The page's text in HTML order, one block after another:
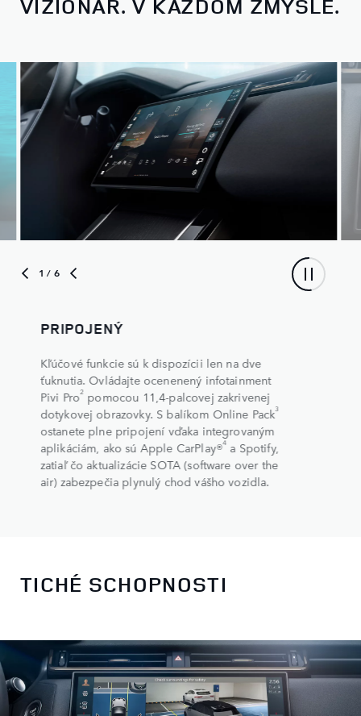
VIZIONÁR. V KAŽDOM ZMYSLE.
1 / 6
PRIPOJENÝ
Kľúčové funkcie sú k dispozícii len na dve
ťuknutia. Ovládajte ocenenený infotainment
Pivi Pro2 pomocou 11,4-palcovej zakrivenej
dotykovej obrazovky. S balíkom Online Pack3
ostanete plne pripojení vďaka integrovaným
aplikáciám, ako sú Apple CarPlay®4 a Spotify,
zatiaľ čo aktualizácie SOTA (software over the
air) zabezpečia plynulý chod vášho vozidla.
TICHÉ SCHOPNOSTI